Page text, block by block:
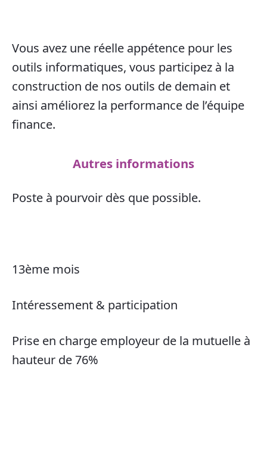
Vous avez une réelle appétence pour les
outils informatiques, vous participez à la
construction de nos outils de demain et
ainsi améliorez la performance de l’équipe
finance.
Autres informations
Poste à pourvoir dès que possible.
13ème mois
Intéressement & participation
Prise en charge employeur de la mutuelle à
hauteur de 76%